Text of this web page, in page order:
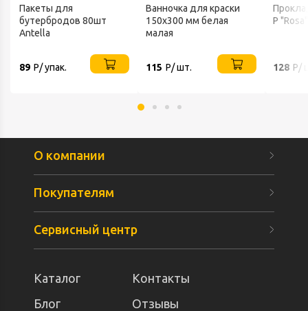
Пакеты для
бутербродов 80шт
Antella
89 Р/ упак.
Ванночка для краски
150х300 мм белая
малая
115 Р/ шт.
Р "Rosa"
128 Р/
О компании
Покупателям
Сервисный центр
Каталог
Контакты
Блог
Отзывы